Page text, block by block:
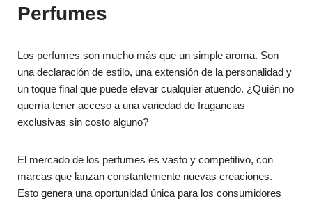
Perfumes
Los perfumes son mucho más que un simple aroma. Son
una declaración de estilo, una extensión de la personalidad y
un toque final que puede elevar cualquier atuendo. ¿Quién no
querría tener acceso a una variedad de fragancias
exclusivas sin costo alguno?
El mercado de los perfumes es vasto y competitivo, con
marcas que lanzan constantemente nuevas creaciones.
Esto genera una oportunidad única para los consumidores